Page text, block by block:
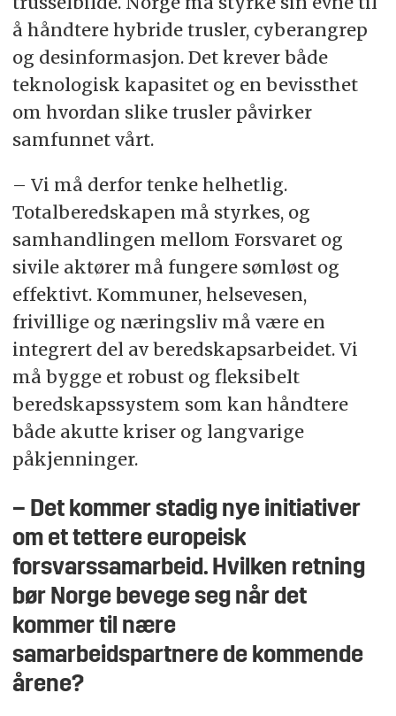
å håndtere hybride trusler, cyberangrep
og desinformasjon. Det krever både
teknologisk kapasitet og en bevissthet
om hvordan slike trusler påvirker
samfunnet vårt.
– Vi må derfor tenke helhetlig.
Totalberedskapen må styrkes, og
samhandlingen mellom Forsvaret og
sivile aktører må fungere sømløst og
effektivt. Kommuner, helsevesen,
frivillige og næringsliv må være en
integrert del av beredskapsarbeidet. Vi
må bygge et robust og fleksibelt
beredskapssystem som kan håndtere
både akutte kriser og langvarige
påkjenninger.
– Det kommer stadig nye initiativer
om et tettere europeisk
forsvarssamarbeid. Hvilken retning
bør Norge bevege seg når det
kommer til nære
samarbeidspartnere de kommende
årene?